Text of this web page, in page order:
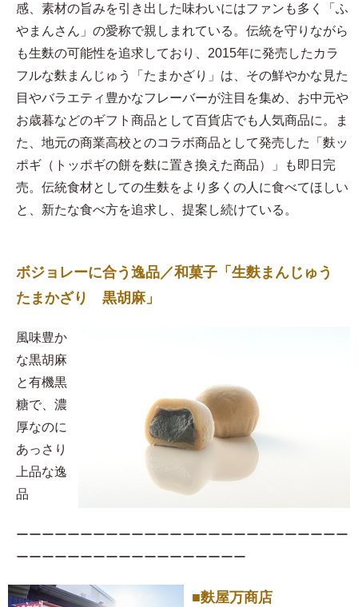
感、素材の旨みを引き出した味わいにはファンも多く「ふ
やまんさん」の愛称で親しまれている。伝統を守りながら
も生麩の可能性を追求しており、2015年に発売したカラ
フルな麩まんじゅう「たまかざり」は、その鮮やかな見た
目やバラエティ豊かなフレーバーが注目を集め、お中元や
お歳暮などのギフト商品として百貨店でも人気商品に。ま
た、地元の商業高校とのコラボ商品として発売した「麩ッ
ポギ（トッポギの餅を麩に置き換えた商品）」も即日完
売。伝統食材としての生麩をより多くの人に食べてほしい
と、新たな食べ方を追求し、提案し続けている。
ボジョレーに合う逸品／和菓子「生麩まんじゅう
たまかざり 黒胡麻」
風味豊か
な黒胡麻
と有機黒
糖で、濃
厚なのに
あっさり
上品な逸
品
ーーーーーーーーーーーーーーーーーーーーーーーーーー
ーーーーーーーーーーーーーーーーーー
■麩屋万商店